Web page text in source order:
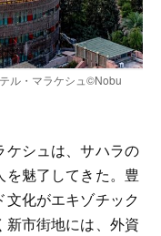
ル・マラケシュ©️Nobu
ケシュは、サハラの
魅了してきた。豊
化がエキゾチック
新市街地には、外資